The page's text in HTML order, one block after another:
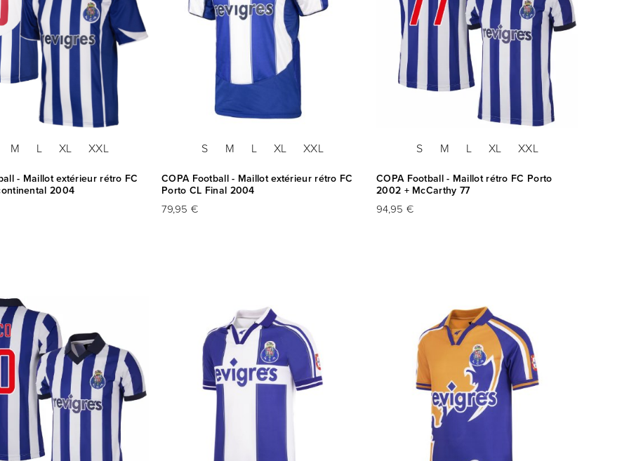
M L XL XXL
- Maillot extérieur rétro FC
2004
S M L XL XXL
COPA Football - Maillot extérieur rétro FC
Porto CL Final 2004
79,95 €
S M L XL XXL
COPA Football - Maillot rétro FC Porto
2002 + McCarthy 77
94,95 €